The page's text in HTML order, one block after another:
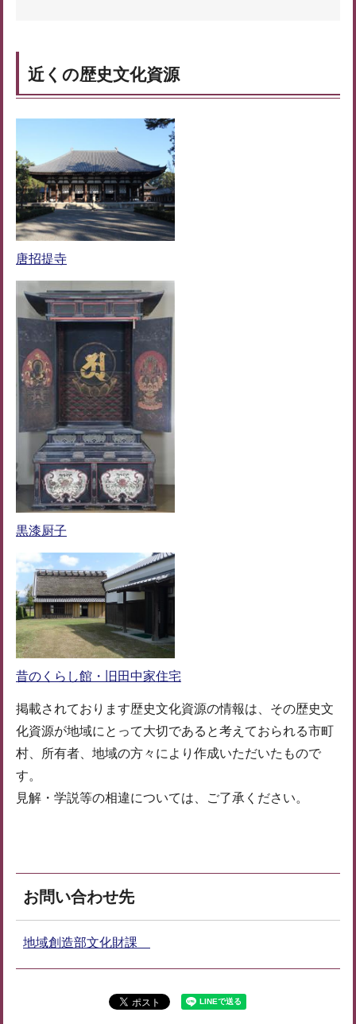
近くの歴史文化資源
唐招提寺
黒漆厨子
昔のくらし館・旧田中家住宅
掲載されております歴史文化資源の情報は、その歴史文
化資源が地域にとって大切であると考えておられる市町
村、所有者、地域の方々により作成いただいたもので
す。
見解・学説等の相違については、ご了承ください。
お問い合わせ先
地域創造部文化財課